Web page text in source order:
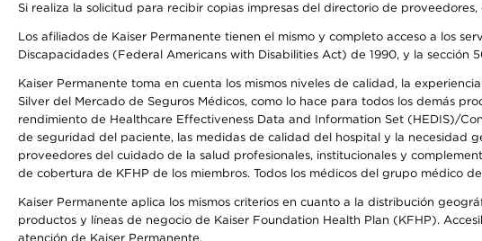
Si realiza la solicitud para recibir copias impresas del directorio de
Los afiliados de Kaiser Permanente tienen el mismo y completo acceso a los
Discapacidades (Federal Americans with Disabilities Act) de 1990, y la
Kaiser Permanente toma en cuenta los mismos niveles de calidad, la
Silver del Mercado de Seguros Médicos, como lo hace para todos los demás
rendimiento de Healthcare Effectiveness Data and Information Set (HEDIS)/
de seguridad del paciente, las medidas de calidad del hospital y la necesidad
proveedores del cuidado de la salud profesionales, institucionales y
de cobertura de KFHP de los miembros. Todos los médicos del grupo médico
Kaiser Permanente aplica los mismos criterios en cuanto a la distribución
productos y líneas de negocio de Kaiser Foundation Health Plan (KFHP).
atención de Kaiser Permanente.